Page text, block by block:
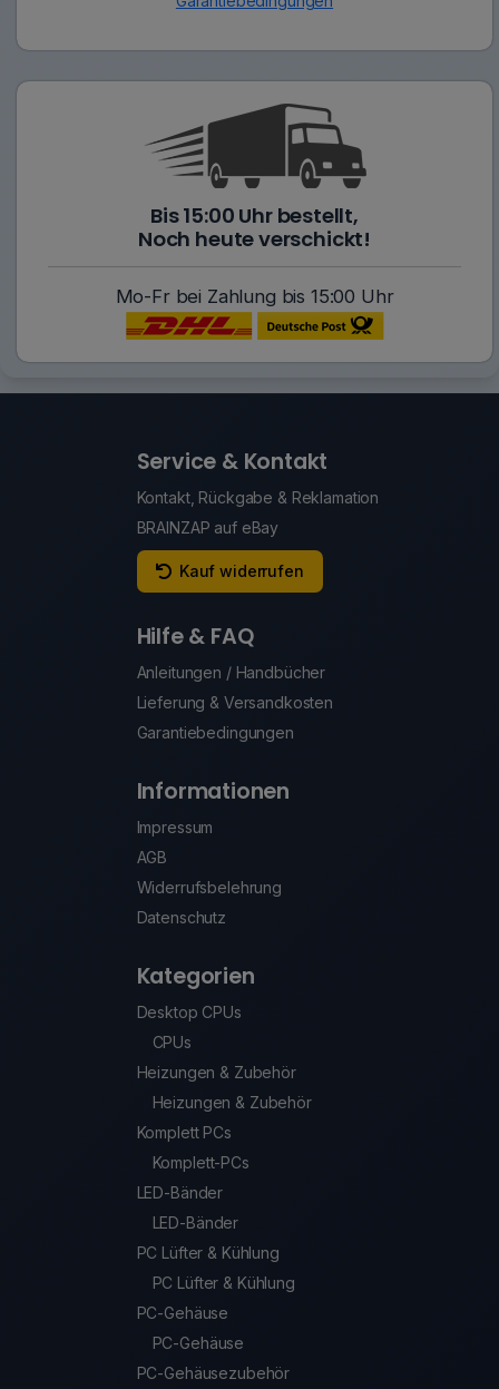
Bis 15:00 Uhr bestellt,
Noch heute verschickt!
Mo-Fr bei Zahlung bis 15:00 Uhr
Service & Kontakt
Kontakt, Rückgabe & Reklamation
BRAINZAP auf eBay
Kauf widerrufen
Hilfe & FAQ
Anleitungen / Handbücher
Lieferung & Versandkosten
Garantiebedingungen
Informationen
Impressum
AGB
Widerrufsbelehrung
Datenschutz
Kategorien
Desktop CPUs
CPUs
Heizungen & Zubehör
Heizungen & Zubehör
Komplett PCs
Komplett-PCs
LED-Bänder
LED-Bänder
PC Lüfter & Kühlung
PC Lüfter & Kühlung
PC-Gehäuse
PC-Gehäuse
PC-Gehäusezubehör